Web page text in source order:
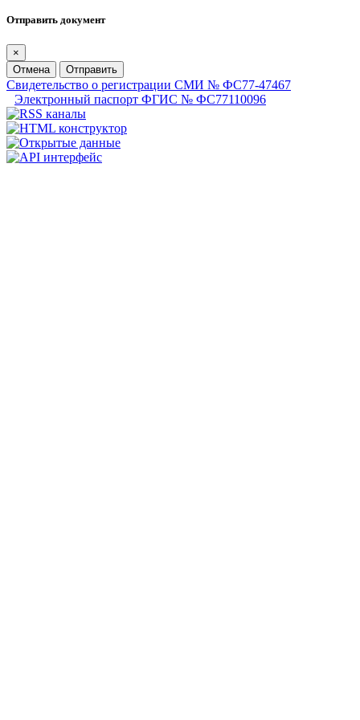
Отправить документ
×
Отмена
Отправить
Свидетельство о регистрации СМИ № ФС77-47467
Электронный паспорт ФГИС № ФС77110096